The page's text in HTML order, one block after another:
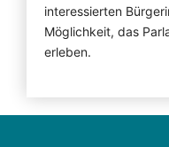
interessierten
Möglichkeit, das
erleben.